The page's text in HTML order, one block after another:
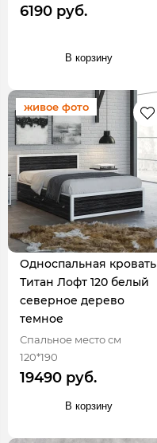
6190 руб.
В корзину
живое фото
Односпальная кровать
Титан Лофт 120 белый
северное дерево
темное
Спальное место см
120*190
19490 руб.
В корзину